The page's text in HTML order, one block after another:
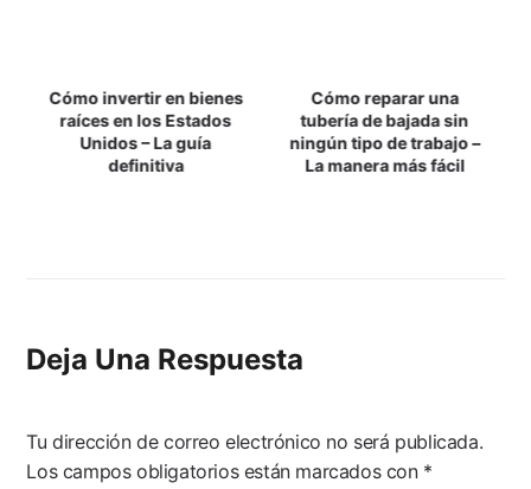
De
Entradas
Cómo invertir en bienes
raíces en los Estados
Unidos – La guía
definitiva
Cómo reparar una
tubería de bajada sin
ningún tipo de trabajo –
La manera más fácil
Deja Una Respuesta
Tu dirección de correo electrónico no será publicada.
Los campos obligatorios están marcados con *